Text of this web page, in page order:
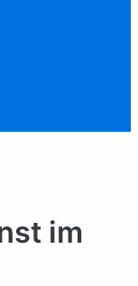
im